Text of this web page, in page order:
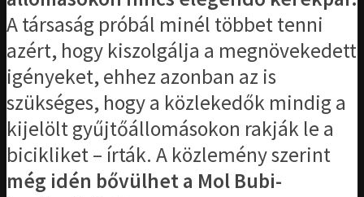
A társaság próbál minél többet tenni
azért, hogy kiszolgálja a megnövekedett
igényeket, ehhez azonban az is
szükséges, hogy a közlekedők mindig a
kijelölt gyűjtőállomásokon rakják le a
bicikliket – írták. A közlemény szerint
még idén bővülhet a Mol Bubi-